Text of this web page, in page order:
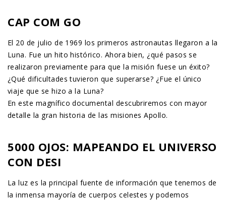
CAP COM GO
El 20 de julio de 1969 los primeros astronautas llegaron a la
Luna. Fue un hito histórico. Ahora bien, ¿qué pasos se
realizaron previamente para que la misión fuese un éxito?
¿Qué dificultades tuvieron que superarse? ¿Fue el único
viaje que se hizo a la Luna?
En este magnífico documental descubriremos con mayor
detalle la gran historia de las misiones Apollo.
5000 OJOS: MAPEANDO EL UNIVERSO
CON DESI
La luz es la principal fuente de información que tenemos de
la inmensa mayoría de cuerpos celestes y podemos